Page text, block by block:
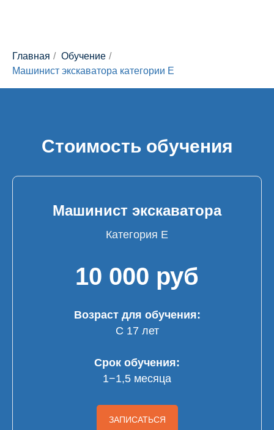
Главная / Обучение /
Машинист экскаватора категории Е
Стоимость обучения
Машинист экскаватора
Категория Е
10 000 руб
Возраст для обучения:
С 17 лет
Срок обучения:
1−1,5 месяца
ЗАПИСАТЬСЯ